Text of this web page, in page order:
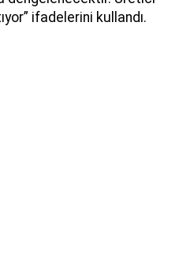
ifadelerini kullandı.